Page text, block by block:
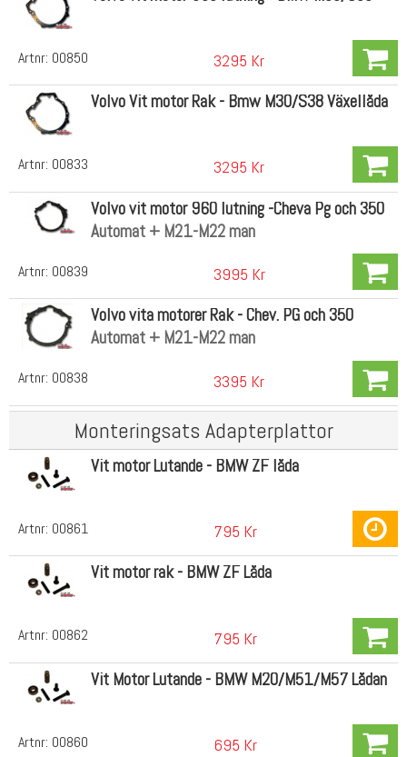
Artnr: 00850 3295 Kr
Artnr: 00833
Volvo Vit motor Rak - Bmw M30/S38 Växellåda
3295 Kr
Artnr: 00839
Volvo vit motor 960 lutning -Cheva Pg och 350
Automat + M21-M22 man
3995 Kr
Artnr: 00838
Volvo vita motorer Rak - Chev. PG och 350
Automat + M21-M22 man
3395 Kr
Monteringsats Adapterplattor
Artnr: 00861
Vit motor Lutande - BMW ZF låda
795 Kr
Artnr: 00862
Vit motor rak - BMW ZF Låda
795 Kr
Artnr: 00860
Vit Motor Lutande - BMW M20/M51/M57 Lådan
695 Kr